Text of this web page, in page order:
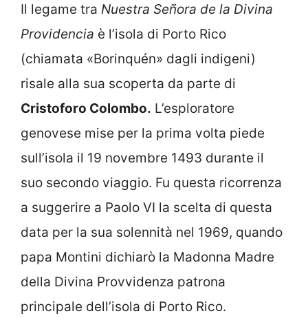
Il legame tra Nuestra Señora de la Divina
Providencia è l’isola di Porto Rico
(chiamata «Borinquén» dagli indigeni)
risale alla sua scoperta da parte di
Cristoforo Colombo. L’esploratore
genovese mise per la prima volta piede
sull’isola il 19 novembre 1493 durante il
suo secondo viaggio. Fu questa ricorrenza
a suggerire a Paolo VI la scelta di questa
data per la sua solennità nel 1969, quando
papa Montini dichiarò la Madonna Madre
della Divina Provvidenza patrona
principale dell’isola di Porto Rico.